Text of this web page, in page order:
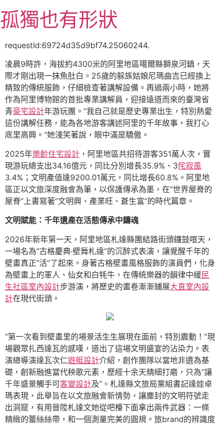
至
主
容
孤獨也有形狀
requestId:69724d35d9bf74.25060244.
凌晨9時許，海拔約4300米的阿里地區噶爾縣獅泉河鎮，天
際才剛出現一抹魚肚白。25歲的躲族姑娘尼瑪曲吉已經換上
精致的傳統服飾，仔細檢查著講解設備。再過兩小時，她將
作為阿里博物館的首批專業講解員，迎接遠道而來的臺灣省
青豪宅設計年游玩團。“我自己就是歷史專業出生，特別熱愛
這份講解任務，能為各地游客講述阿里的千年故事，我打心
底里高興。”她淺笑著說，眼中滿是驕傲。
2025年樂齡住宅設計 ，阿里地區共招待游客351萬人次，實
現游玩總支出34.16億元，同比分別增長35.9%、3侘寂風
3.4%；文明產值達9200.01萬元，同比增長60.8%。阿里地
區正以文旅深度融會為筆，以保護傳承為墨，在“世界屋脊的
屋脊”上書寫著“文明興、產業旺、蒼生富”的時代篇章。
文明賦能：千年遺產在活態傳承中鑄魂
2026年新年第一天，阿里地區札達縣團結路街頭鑼鼓喧天，
一場名為“古格慶典·壁舞札達”的沉醉式表演，讓覺醒千年的
壁畫真正“活”了起來。身著古格壁畫風格服飾的演員們，化身
為壁畫上的軍人、仙女和白牦牛，在傳統樂器的韻律中緩民
生社區室內設計步游演，將歷史的畫卷漸漸鋪展大直室內設
計在現代街頭。
“第一次看到壁畫里的場景活生生展現在面前，特別震動！”現
場觀眾扎西達瓦的感嘆，道出了這場文明盛宴的沾染力。表
演總導演達瓦次仁遊艇設計介紹，創作團隊以當地非遺為基
礎，創新融進當代秧歌元素，歷經十余天精細打磨，只為“讓
千年盛景觸手可客變設計及”。札達縣文旅局黨組書記達娃卓
瑪表現，此舉旨在以文旅融會新情勢，讓塵封的文明符號走
出洞窟，有用晉陞札達文她從吧檯下面拿出兩件武器：一條
精緻的蕾絲絲帶，和一個測量完美的圓規。旅brand的辨識度